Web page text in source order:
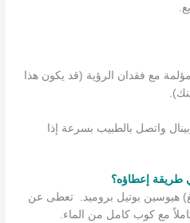
مع فقدان الرؤية (قد يكون هذا
واتصل بالطبيب بسرعة إذا
طريقة إعطاؤه؟
أقراص السكوبينال (10 ملغ) هيوسين بوتيل بروميد. تعطى عن
مع كوب كامل من الماء.